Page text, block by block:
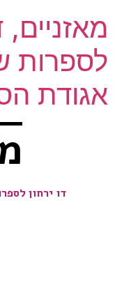
מאזניים,
לספרות
אגודת
דו ירחון